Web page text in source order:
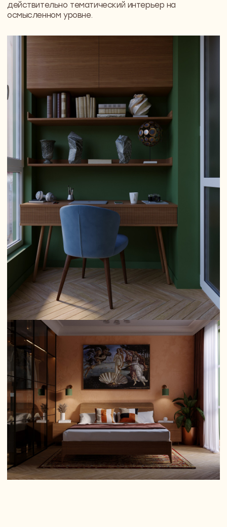
12 советов, которые позволят
вам создать тематический
интерьер
Существует ряд секретов, которые необходимо
помнить, если вы действительно хотите создать
тематический интерьер. Этот набор советов можно
назвать путеводителем по миру тематических
интерьеров.
1. Найдите «свою» тему. Для этого стоит
просмотреть побольше дизайнерских журналов,
специализированных сайтов в интернете. Не
исключено, что вы обнаружите воплощение «своей»
темы в самом неожиданном месте.
2. Продумайте компромиссную тему. Это
необходимо, если в доме живут и другие члены
семьи. В этом случае стоит собрать всех вместе, за
семейным столом или в гостиной, и записать идеи
каждого члена семьи относительно будущего
интерьера. Это касается и образов, и расцветок, и
стилей.
3. Подберите в соответствующем
магазине отделочные материалы,
которые, по вашему мнению,
отражают сформулированную тему.
Это могут быть обои или текстиль,
бордюры или интерьерные
аксессуары.
4. Проанализируйте свое
представление о теме: это
действительно гармония или просто